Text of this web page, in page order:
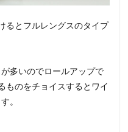
るとフルレングスのタイプ
多いのでロールアップで
ものをチョイスするとワイ
。